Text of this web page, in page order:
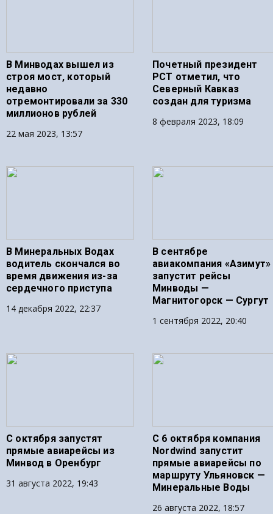
В Минводах вышел из
строя мост, который
недавно
отремонтировали за 330
миллионов рублей
22 мая 2023, 13:57
Почетный президент
РСТ отметил, что
Северный Кавказ
создан для туризма
8 февраля 2023, 18:09
В Минеральных Водах
водитель скончался во
время движения из-за
сердечного приступа
14 декабря 2022, 22:37
В сентябре
авиакомпания «Азимут»
запустит рейсы
Минводы —
Магнитогорск — Сургут
1 сентября 2022, 20:40
С октября запустят
прямые авиарейсы из
Минвод в Оренбург
31 августа 2022, 19:43
С 6 октября компания
Nordwind запустит
прямые авиарейсы по
маршруту Ульяновск —
Минеральные Воды
26 августа 2022, 18:57